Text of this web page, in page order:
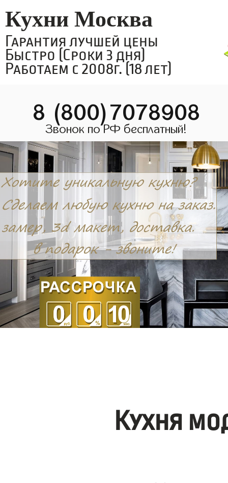
Кухни Москва
Гарантия лучшей цены
Быстро (Сроки 3 дня)
Работаем с 2008г. (18 лет)
8 (800)7078908
Звонок по РФ бесплатный!
Кухня